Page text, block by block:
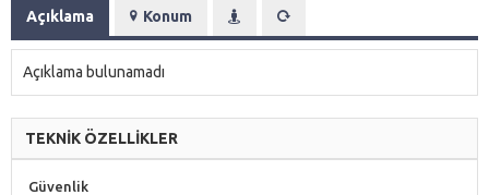
Açıklama Konum
Açıklama bulunamadı
TEKNİK ÖZELLİKLER
Güvenlik